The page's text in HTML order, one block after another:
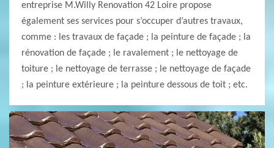
entreprise M.Willy Renovation 42 Loire propose
également ses services pour s’occuper d’autres travaux,
comme : les travaux de façade ; la peinture de façade ; la
rénovation de façade ; le ravalement ; le nettoyage de
toiture ; le nettoyage de terrasse ; le nettoyage de façade
; la peinture extérieure ; la peinture dessous de toit ; etc.